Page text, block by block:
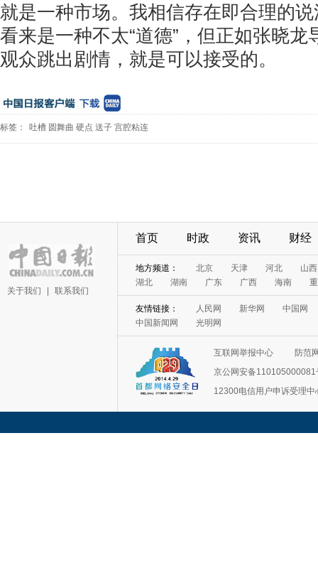
就是一种市场。我相信存在即合理的
看来是一种不太“道德”，但正如张晓龙
观众跳出剧情，就是可以接受的。
标签： 吐槽 圆舞曲 硬点 送子 宫腔粘连
关于我们 联系我们
首页 时政 资讯 财经
地方频道： 北京 天津 河北
山西
湖北
湖南 广东 广西 海南
友情链接： 人民网 新华网
中国网
中国新闻网
光明网
互联网举报中心
防范
京公网安备110105000081
12300电信用户申诉受理中